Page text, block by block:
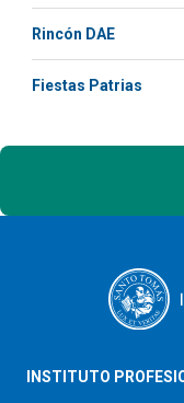
Rincón DAE
Fiestas Patrias
INSTITUTO